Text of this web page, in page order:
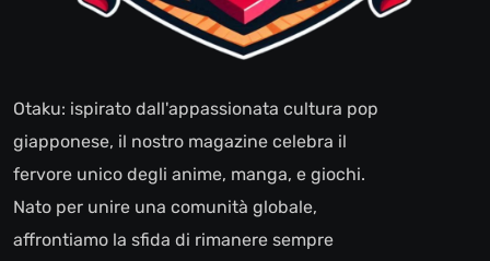
Otaku: ispirato dall'appassionata cultura pop
giapponese, il nostro magazine celebra il
fervore unico degli anime, manga, e giochi.
Nato per unire una comunità globale,
affrontiamo la sfida di rimanere sempre